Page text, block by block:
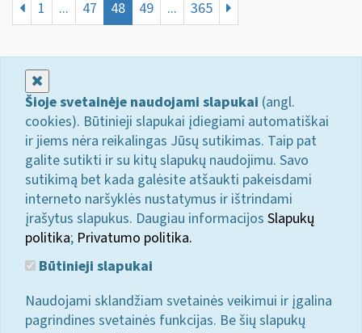
1 ... 47 48 49 ... 365
Šioje svetainėje naudojami slapukai (angl.
cookies). Būtinieji slapukai įdiegiami automatiškai
ir jiems nėra reikalingas Jūsų sutikimas. Taip pat
galite sutikti ir su kitų slapukų naudojimu. Savo
sutikimą bet kada galėsite atšaukti pakeisdami
interneto naršyklės nustatymus ir ištrindami
įrašytus slapukus. Daugiau informacijos Slapukų
politika; Privatumo politika.
Būtinieji slapukai
Naudojami sklandžiam svetainės veikimui ir įgalina
pagrindines svetainės funkcijas. Be šių slapukų